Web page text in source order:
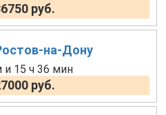
руб.
на-Дону
и 15 ч 36 мин
руб.